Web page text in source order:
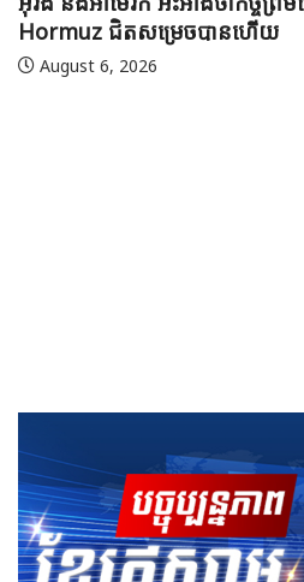
អារ៉ាប៊ីសាអូឌីត
August 7, 2026